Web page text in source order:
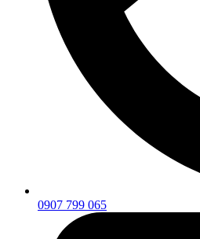
0907 799 065